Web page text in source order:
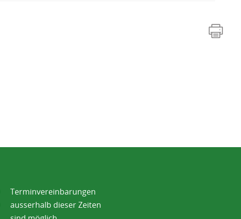
Terminvereinbarungen
ausserhalb dieser Zeiten